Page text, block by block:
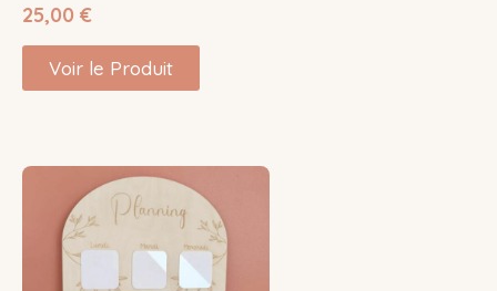
25,00 €
Voir le Produit